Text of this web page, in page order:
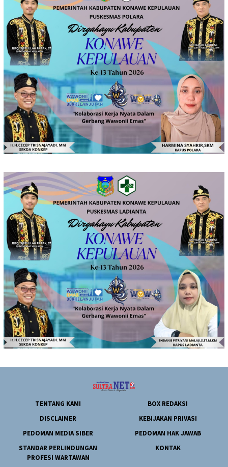
TENTANG KAMI
BOX REDAKSI
DISCLAIMER
KEBIJAKAN PRIVASI
PEDOMAN MEDIA SIBER
PEDOMAN HAK JAWAB
STANDAR PERLINDUNGAN
PROFESI WARTAWAN
KONTAK